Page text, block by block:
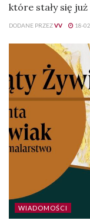
które stały się
DODANE PRZEZVV 18-
WIADOMOŚCI